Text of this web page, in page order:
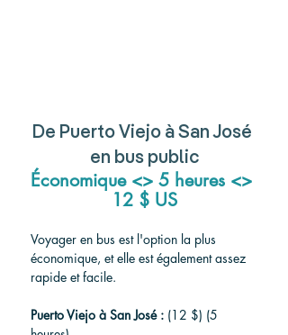
De Puerto Viejo à San José
en bus public
Économique <> 5 heures <>
12 $ US
Voyager en bus est l'option la plus
économique, et elle est également assez
rapide et facile.
Puerto Viejo à San José : (12 $) (5